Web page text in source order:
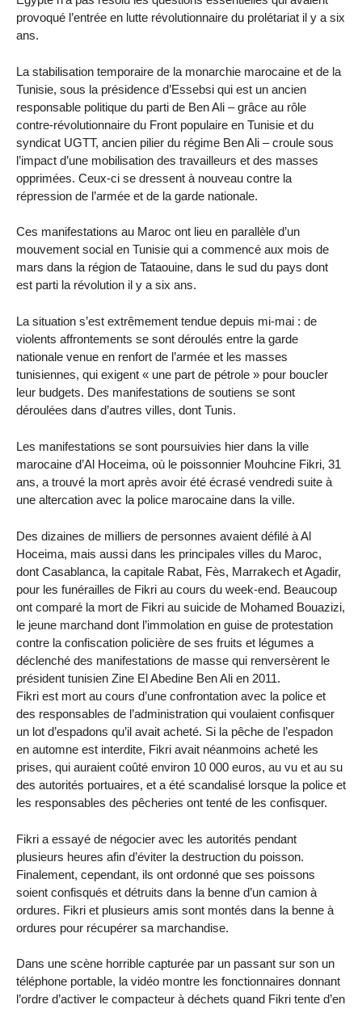
provoqué l’entrée en lutte révolutionnaire du prolétariat il y a six
ans.
La stabilisation temporaire de la monarchie marocaine et de la
Tunisie, sous la présidence d’Essebsi qui est un ancien
responsable politique du parti de Ben Ali – grâce au rôle
contre-révolutionnaire du Front populaire en Tunisie et du
syndicat UGTT, ancien pilier du régime Ben Ali – croule sous
l’impact d’une mobilisation des travailleurs et des masses
opprimées. Ceux-ci se dressent à nouveau contre la
répression de l’armée et de la garde nationale.
Ces manifestations au Maroc ont lieu en parallèle d’un
mouvement social en Tunisie qui a commencé aux mois de
mars dans la région de Tataouine, dans le sud du pays dont
est parti la révolution il y a six ans.
La situation s’est extrêmement tendue depuis mi-mai : de
violents affrontements se sont déroulés entre la garde
nationale venue en renfort de l’armée et les masses
tunisiennes, qui exigent « une part de pétrole » pour boucler
leur budgets. Des manifestations de soutiens se sont
déroulées dans d’autres villes, dont Tunis.
Les manifestations se sont poursuivies hier dans la ville
marocaine d’Al Hoceima, où le poissonnier Mouhcine Fikri, 31
ans, a trouvé la mort après avoir été écrasé vendredi suite à
une altercation avec la police marocaine dans la ville.
Des dizaines de milliers de personnes avaient défilé à Al
Hoceima, mais aussi dans les principales villes du Maroc,
dont Casablanca, la capitale Rabat, Fès, Marrakech et Agadir,
pour les funérailles de Fikri au cours du week-end. Beaucoup
ont comparé la mort de Fikri au suicide de Mohamed Bouazizi,
le jeune marchand dont l’immolation en guise de protestation
contre la confiscation policière de ses fruits et légumes a
déclenché des manifestations de masse qui renversèrent le
président tunisien Zine El Abedine Ben Ali en 2011.
Fikri est mort au cours d’une confrontation avec la police et
des responsables de l’administration qui voulaient confisquer
un lot d’espadons qu’il avait acheté. Si la pêche de l’espadon
en automne est interdite, Fikri avait néanmoins acheté les
prises, qui auraient coûté environ 10 000 euros, au vu et au su
des autorités portuaires, et a été scandalisé lorsque la police et
les responsables des pêcheries ont tenté de les confisquer.
Fikri a essayé de négocier avec les autorités pendant
plusieurs heures afin d’éviter la destruction du poisson.
Finalement, cependant, ils ont ordonné que ses poissons
soient confisqués et détruits dans la benne d’un camion à
ordures. Fikri et plusieurs amis sont montés dans la benne à
ordures pour récupérer sa marchandise.
Dans une scène horrible capturée par un passant sur son un
téléphone portable, la vidéo montre les fonctionnaires donnant
l’ordre d’activer le compacteur à déchets quand Fikri tente d’en